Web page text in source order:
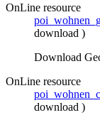
OnLine resource
download )
Download
OnLine resource
download )